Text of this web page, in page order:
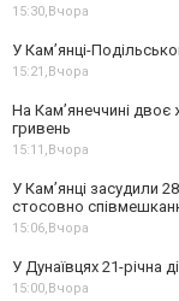
15:30,Вчора
У Кам’янці-
15:21,Вчора
На Камʼянеччині
гривень
15:11,Вчора
У Камʼянці засудили
стосовно
15:06,Вчора
У Дунаївцях 21-річна
15:00,Вчора